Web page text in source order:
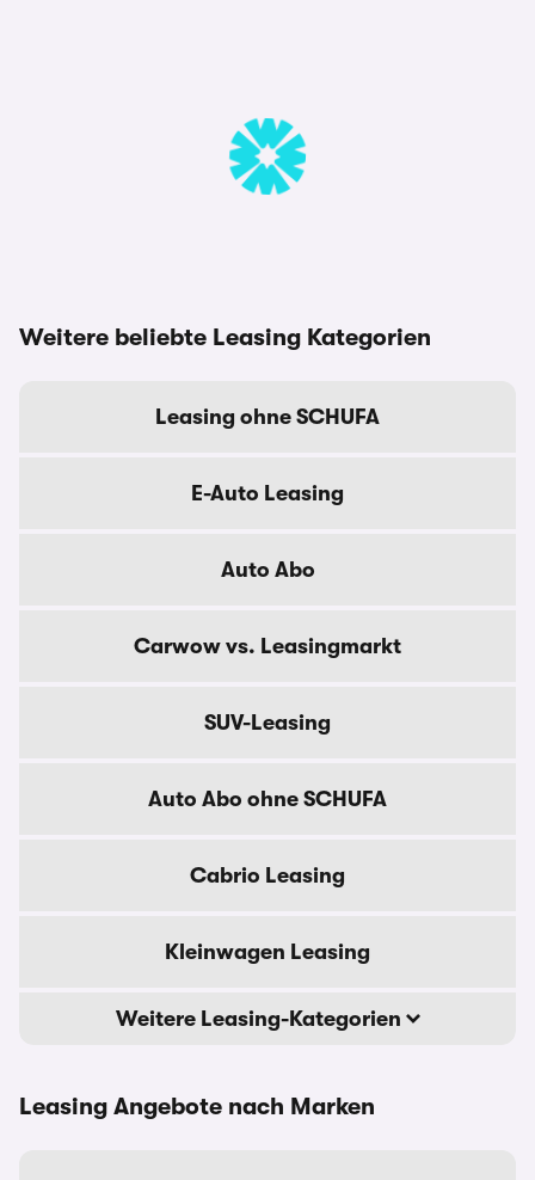
Weitere beliebte Leasing Kategorien
Leasing ohne SCHUFA
E-Auto Leasing
Auto Abo
Carwow vs. Leasingmarkt
SUV-Leasing
Auto Abo ohne SCHUFA
Cabrio Leasing
Kleinwagen Leasing
Weitere Leasing-Kategorien
Leasing Angebote nach Marken